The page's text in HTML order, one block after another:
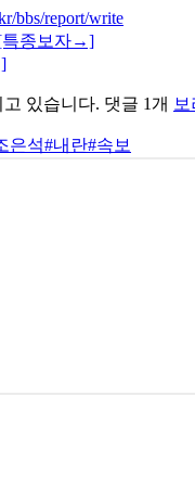
bbs/report/write
특종보자→]
있습니다. 댓글 1개
은석#내란#속보